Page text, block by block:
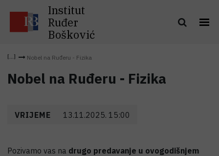
Institut
Ruđer
Bošković
Nobel na Ruđeru - Fizika
Nobel na Ruđeru - Fizika
VRIJEME 13.11.2025. 15:00
Pozivamo vas na drugo predavanje u ovogodišnjem